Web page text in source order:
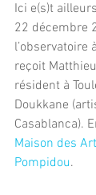
Ici e(s)t
22 décembre
l’observatoire
reçoit
résident à
Doukkane
Casablanca).
Maison des
Pompidou.